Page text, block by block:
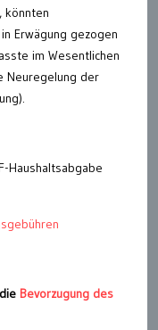
könnten
Erwägung gezogen
im Wesentlichen
Neuregelung der
Haushaltsabgabe
Bevorzugung des